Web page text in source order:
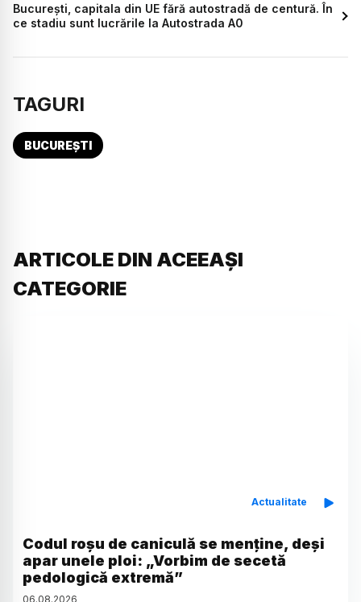
București, capitala din UE fără autostradă de centură. În
ce stadiu sunt lucrările la Autostrada A0
TAGURI
BUCUREȘTI
ARTICOLE DIN ACEEAȘI
CATEGORIE
Actualitate
Codul roșu de caniculă se menține, deși
apar unele ploi: „Vorbim de secetă
pedologică extremă”
06.08.2026